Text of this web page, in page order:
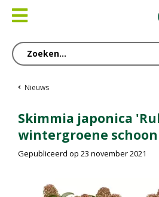
naar
Nieuws
Skimmia japonica
wintergroene
Gepubliceerd op 23 november 2021